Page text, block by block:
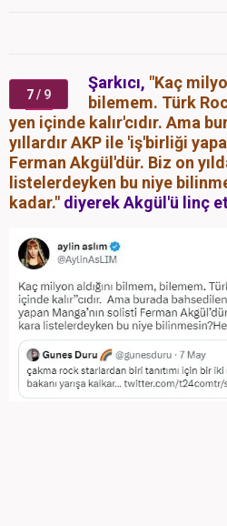
7/ 9
Şarkıcı, "Kaç
bilemem. Türk
yen içinde kalır'cıdır. Ama
yıllardır AKP ile 'iş'birliği
Ferman Akgül'dür. Biz on
listelerdeyken bu niye
kadar." diyerek Akgül'ü linç